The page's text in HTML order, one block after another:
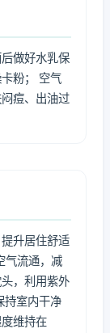
做好水乳保
粉； 空气
痘、出油过
升居住舒适
气流通，减
，利用紫外
持室内干净
维持在